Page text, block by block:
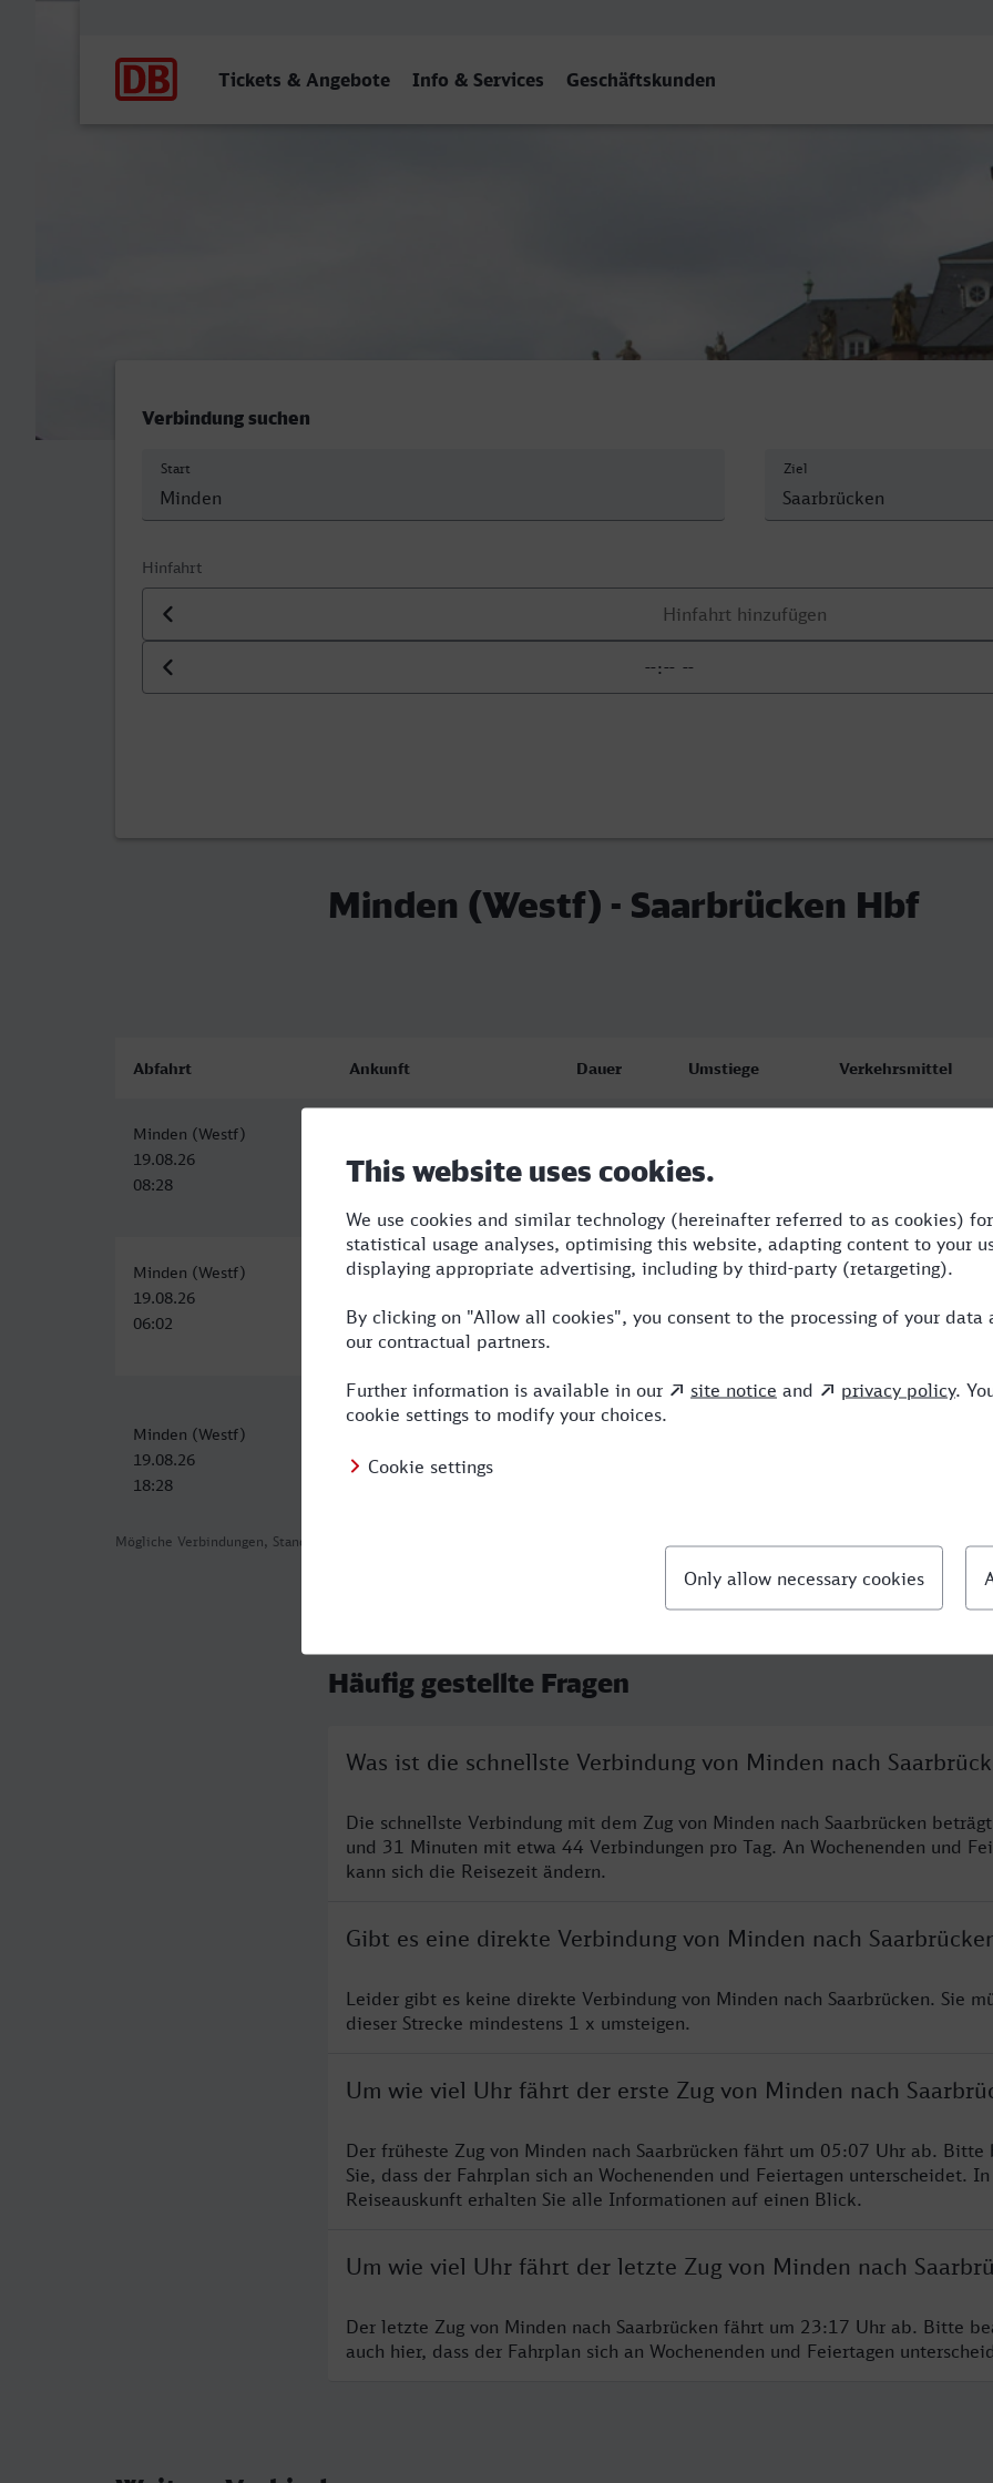
Tickets & Angebote Info & Services Geschäftskunden
Verbindung suchen
Start Ziel
Hinfahrt
Datum der Hinfahrt
Uhrzeit der Hinfahrt
Minden (Westf) - Saarbrücken Hbf
Mögliche Verbindungen, Stand: 2026-08-05 09:43
Abfahrt Ankunft Dauer Umstiege Verkehrsmittel
Minden (Westf)
19.08.26
08:28
19.08.26
14:59
Minden (Westf)
19.08.26
06:02
Saarbrücken Hbf
13:15
7:13 4 RE,ERB,NX,ICE
Minden (Westf)
19.08.26
18:28
20.08.26
Häufig gestellte Fragen
Was ist die schnellste Verbindung von Minden nach
Die schnellste Verbindung mit dem Zug von Minden nach Saarbrücken
und 31 Minuten mit etwa 44 Verbindungen pro Tag. An Wochenenden und
kann sich die Reisezeit ändern.
Gibt es eine direkte Verbindung von Minden nach
Leider gibt es keine direkte Verbindung von Minden nach Saarbrücken. Sie
dieser Strecke mindestens 1 x umsteigen.
Um wie viel Uhr fährt der erste Zug von Minden nach
Der früheste Zug von Minden nach Saarbrücken fährt um 05:07 Uhr ab. Bitte
Sie, dass der Fahrplan sich an Wochenenden und Feiertagen unterscheidet.
Reiseauskunft erhalten Sie alle Informationen auf einen Blick.
Um wie viel Uhr fährt der letzte Zug von Minden nach
Der letzte Zug von Minden nach Saarbrücken fährt um 23:17 Uhr ab. Bitte
auch hier, dass der Fahrplan sich an Wochenenden und Feiertagen